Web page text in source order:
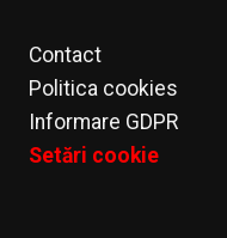
Contact
Politica cookies
Informare GDPR
Setări cookie